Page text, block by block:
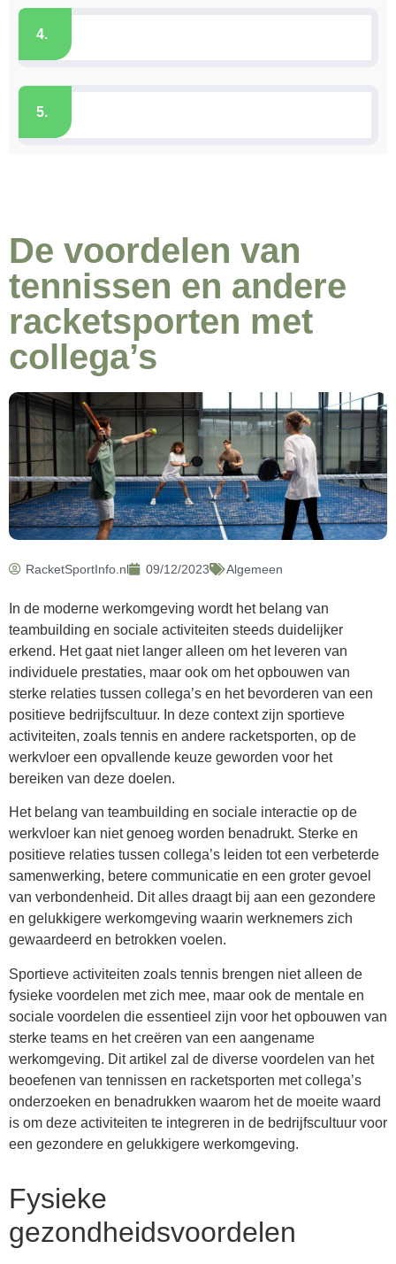
4.
5.
De voordelen van
tennissen en andere
racketsporten met
collega’s
RacketSportInfo.nl 09/12/2023 Algemeen
In de moderne werkomgeving wordt het belang van
teambuilding en sociale activiteiten steeds duidelijker
erkend. Het gaat niet langer alleen om het leveren van
individuele prestaties, maar ook om het opbouwen van
sterke relaties tussen collega’s en het bevorderen van een
positieve bedrijfscultuur. In deze context zijn sportieve
activiteiten, zoals tennis en andere racketsporten, op de
werkvloer een opvallende keuze geworden voor het
bereiken van deze doelen.
Het belang van teambuilding en sociale interactie op de
werkvloer kan niet genoeg worden benadrukt. Sterke en
positieve relaties tussen collega’s leiden tot een verbeterde
samenwerking, betere communicatie en een groter gevoel
van verbondenheid. Dit alles draagt bij aan een gezondere
en gelukkigere werkomgeving waarin werknemers zich
gewaardeerd en betrokken voelen.
Sportieve activiteiten zoals tennis brengen niet alleen de
fysieke voordelen met zich mee, maar ook de mentale en
sociale voordelen die essentieel zijn voor het opbouwen van
sterke teams en het creëren van een aangename
werkomgeving. Dit artikel zal de diverse voordelen van het
beoefenen van tennissen en racketsporten met collega’s
onderzoeken en benadrukken waarom het de moeite waard
is om deze activiteiten te integreren in de bedrijfscultuur voor
een gezondere en gelukkigere werkomgeving.
Fysieke
gezondheidsvoordelen